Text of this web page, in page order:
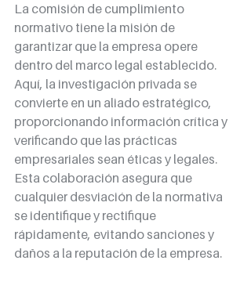
La comisión de cumplimiento
normativo tiene la misión de
garantizar que la empresa opere
dentro del marco legal establecido.
Aquí, la investigación privada se
convierte en un aliado estratégico,
proporcionando información crítica y
verificando que las prácticas
empresariales sean éticas y legales.
Esta colaboración asegura que
cualquier desviación de la normativa
se identifique y rectifique
rápidamente, evitando sanciones y
daños a la reputación de la empresa.